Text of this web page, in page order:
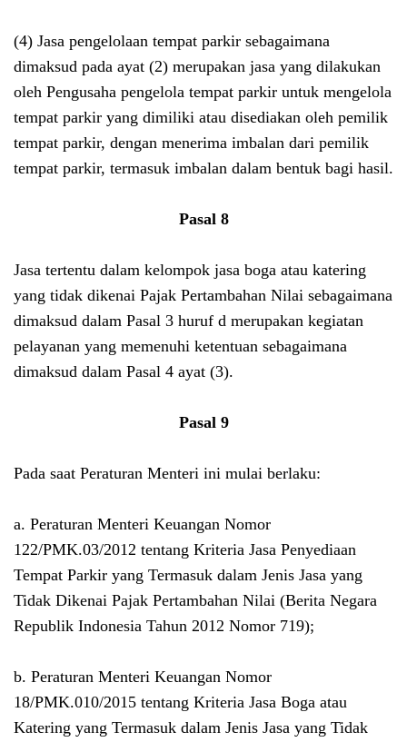
(4) Jasa pengelolaan tempat parkir sebagaimana
dimaksud pada ayat (2) merupakan jasa yang dilakukan
oleh Pengusaha pengelola tempat parkir untuk mengelola
tempat parkir yang dimiliki atau disediakan oleh pemilik
tempat parkir, dengan menerima imbalan dari pemilik
tempat parkir, termasuk imbalan dalam bentuk bagi hasil.
Pasal 8
Jasa tertentu dalam kelompok jasa boga atau katering
yang tidak dikenai Pajak Pertambahan Nilai sebagaimana
dimaksud dalam Pasal 3 huruf d merupakan kegiatan
pelayanan yang memenuhi ketentuan sebagaimana
dimaksud dalam Pasal 4 ayat (3).
Pasal 9
Pada saat Peraturan Menteri ini mulai berlaku:
a. Peraturan Menteri Keuangan Nomor
122/PMK.03/2012 tentang Kriteria Jasa Penyediaan
Tempat Parkir yang Termasuk dalam Jenis Jasa yang
Tidak Dikenai Pajak Pertambahan Nilai (Berita Negara
Republik Indonesia Tahun 2012 Nomor 719);
b. Peraturan Menteri Keuangan Nomor
18/PMK.010/2015 tentang Kriteria Jasa Boga atau
Katering yang Termasuk dalam Jenis Jasa yang Tidak